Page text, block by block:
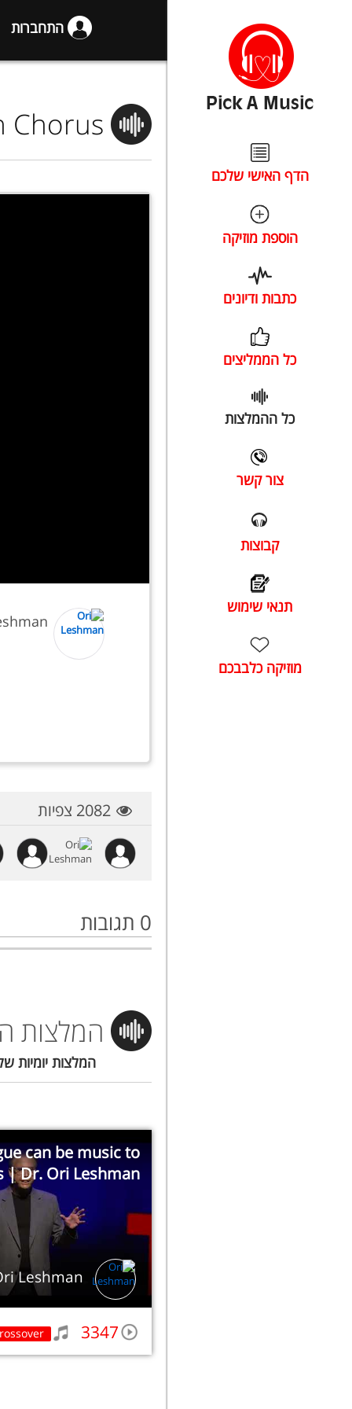
הדף האישי שלכם
הוספת מוזיקה
כתבות ודיונים
כל הממליצים
כל ההמלצות
צור קשר
קבוצות
תנאי שימוש
מוזיקה כלבבכם
התחברות
Chorus
2082 צפיות
0 תגובות
המלצות
המלצות יומיות
can be music to
| Dr. Ori Leshman
Leshman
3347